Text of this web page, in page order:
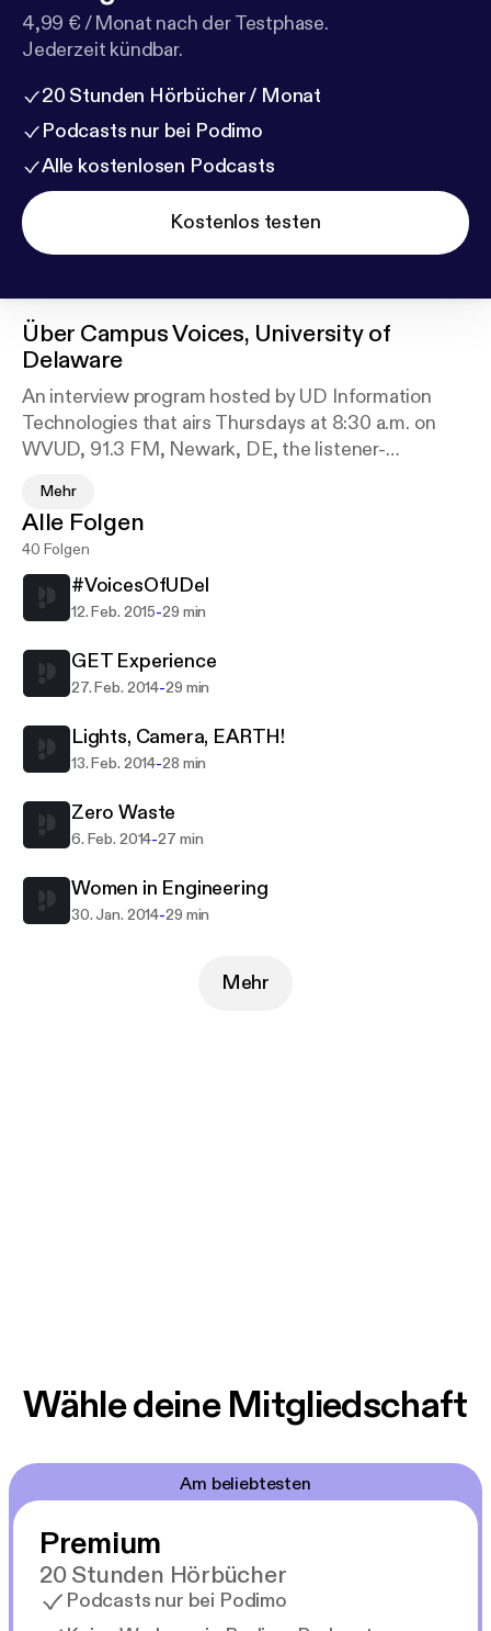
4,99 € / Monat nach der Testphase.
Jederzeit kündbar.
20 Stunden Hörbücher / Monat
Podcasts nur bei Podimo
Alle kostenlosen Podcasts
Kostenlos testen
Über Campus Voices, University of
Delaware
An interview program hosted by UD Information
Technologies that airs Thursdays at 8:30 a.m. on
WVUD, 91.3 FM, Newark, DE, the listener-
Featured guests include UD faculty, staff, and
students, talking about their research, teaching,
service projects, and other interests. (Occasional
guests to campus, too!)
Mehr
Alle Folgen
40 Folgen
#VoicesOfUDel
12. Feb. 2015-29 min
GET Experience
27. Feb. 2014-29 min
Lights, Camera, EARTH!
13. Feb. 2014-28 min
Zero Waste
6. Feb. 2014-27 min
Women in Engineering
30. Jan. 2014-29 min
Mehr
Wähle deine Mitgliedschaft
Am beliebtesten
Premium
20 Stunden Hörbücher
Podcasts nur bei Podimo